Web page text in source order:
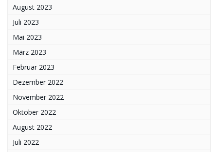
August 2023
Juli 2023
Mai 2023
März 2023
Februar 2023
Dezember 2022
November 2022
Oktober 2022
August 2022
Juli 2022